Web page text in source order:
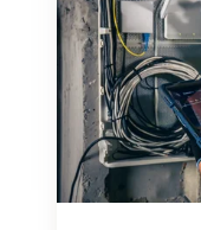
SFS
6002
Teollisuus­
SÄTKY